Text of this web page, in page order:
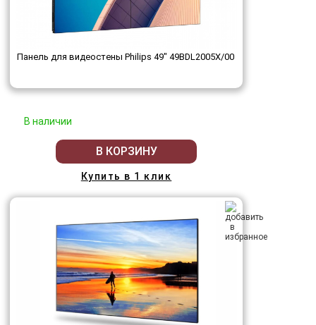
Панель для видеостены Philips 49" 49BDL2005X/00
В наличии
В КОРЗИНУ
Купить в 1 клик